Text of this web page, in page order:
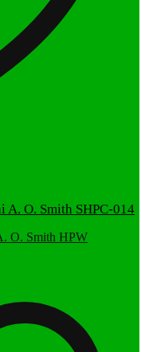
A. O. Smith SHPC-014